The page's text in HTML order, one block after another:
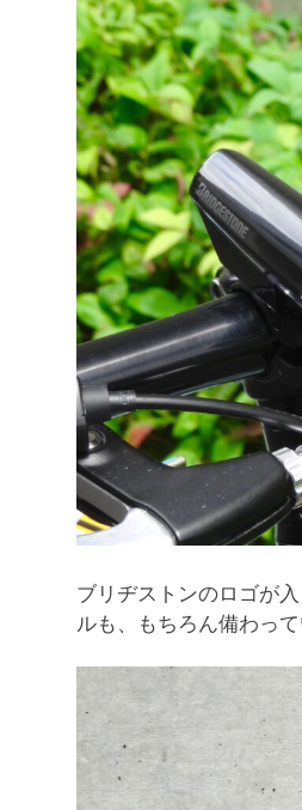
ブリヂストンのロゴが
ルも、もちろん備わって